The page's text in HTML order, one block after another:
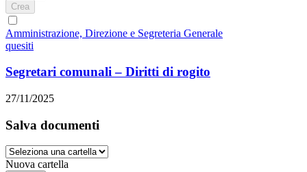
Crea
Amministrazione, Direzione e Segreteria Generale
quesiti
Segretari comunali – Diritti di rogito
27/11/2025
Salva documenti
Nuova cartella